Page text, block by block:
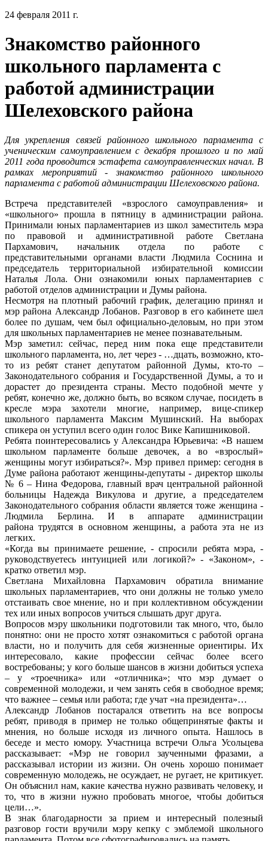
24 февраля 2011 г.
Знакомство районного
школьного парламента с
работой администрации
Шелеховского района
Для укрепления связей районного школьного парламента с
ученическим самоуправлением с декабря прошлого и по май
2011 года проводится эстафета самоуправленческих начал. В
рамках мероприятий - знакомство районного школьного
парламента с работой администрации Шелеховского района.
Встреча представителей «взрослого самоуправления» и
«школьного» прошла в пятницу в администрации района.
Принимали юных парламентариев из школ заместитель мэра
по правовой и административной работе Светлана
Пархамович, начальник отдела по работе с
представительными органами власти Людмила Соснина и
председатель территориальной избирательной комиссии
Наталья Лола. Они ознакомили юных парламентариев с
работой отделов администрации и Думы района.
Несмотря на плотный рабочий график, делегацию принял и
мэр района Александр Лобанов. Разговор в его кабинете шел
более по душам, чем был официально-деловым, но при этом
для школьных парламентариев не менее познавательным.
Мэр заметил: сейчас, перед ним пока еще представители
школьного парламента, но, лет через - …дцать, возможно, кто-
то из ребят станет депутатом районной Думы, кто-то –
Законодательного собрания и Государственной Думы, а то и
дорастет до президента страны. Место подобной мечте у
ребят, конечно же, должно быть, во всяком случае, посидеть в
кресле мэра захотели многие, например, вице-спикер
школьного парламента Максим Мушинский. На выборах
спикера он уступил всего один голос Вике Капишниковой.
Ребята поинтересовались у Александра Юрьевича: «В нашем
школьном парламенте больше девочек, а во «взрослый»
женщины могут избираться?». Мэр привел пример: сегодня в
Думе района работают женщины-депутаты - директор школы
№ 6 – Нина Федорова, главный врач центральной районной
больницы Надежда Викулова и другие, а председателем
Законодательного собрания области является тоже женщина -
Людмила Берлина. И в аппарате администрации
района трудятся в основном женщины, а работа эта не из
легких.
«Когда вы принимаете решение, - спросили ребята мэра, -
руководствуетесь интуицией или логикой?» - «Законом», -
кратко ответил мэр.
Светлана Михайловна Пархамович обратила внимание
школьных парламентариев, что они должны не только умело
отстаивать свое мнение, но и при коллективном обсуждении
тех или иных вопросов учиться слышать друг друга.
Вопросов мэру школьники подготовили так много, что, было
понятно: они не просто хотят ознакомиться с работой органа
власти, но и получить для себя жизненные ориентиры. Их
интересовало, какие профессии сейчас более всего
востребованы; у кого больше шансов в жизни добиться успеха
– у «троечника» или «отличника»; что мэр думает о
современной молодежи, и чем занять себя в свободное время;
что важнее – семья или работа; где учат «на президента»…
Александр Лобанов постарался ответить на все вопросы
ребят, приводя в пример не только общепринятые факты и
мнения, но больше исходя из личного опыта. Нашлось в
беседе и место юмору. Участница встречи Ольга Усольцева
рассказывает: «Мэр не говорил заученными фразами, а
рассказывал истории из жизни. Он очень хорошо понимает
современную молодежь, не осуждает, не ругает, не критикует.
Он объяснил нам, какие качества нужно развивать человеку, и
то, что в жизни нужно пробовать многое, чтобы добиться
цели…».
В знак благодарности за прием и интересный полезный
разговор гости вручили мэру кепку с эмблемой школьного